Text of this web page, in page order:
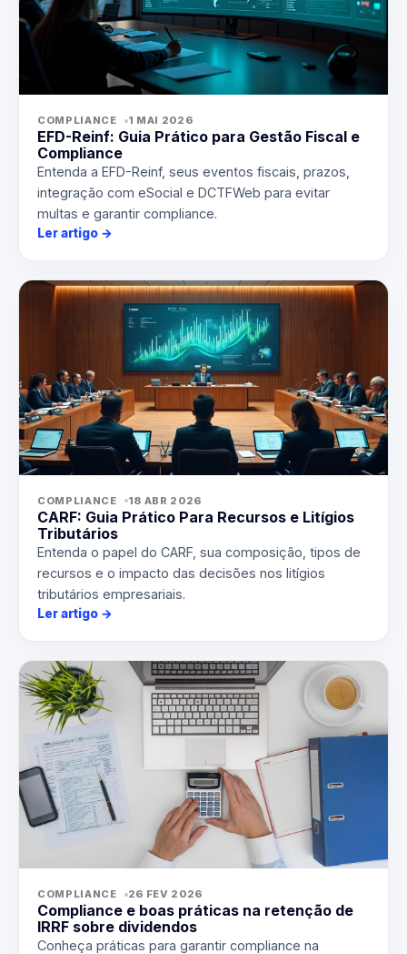
COMPLIANCE 1 MAI 2026
EFD-Reinf: Guia Prático para Gestão Fiscal e
Compliance
Entenda a EFD-Reinf, seus eventos fiscais, prazos,
integração com eSocial e DCTFWeb para evitar
multas e garantir compliance.
Ler artigo →
COMPLIANCE 18 ABR 2026
CARF: Guia Prático Para Recursos e Litígios
Tributários
Entenda o papel do CARF, sua composição, tipos de
recursos e o impacto das decisões nos litígios
tributários empresariais.
Ler artigo →
COMPLIANCE 26 FEV 2026
Compliance e boas práticas na retenção de
IRRF sobre dividendos
Conheça práticas para garantir compliance na